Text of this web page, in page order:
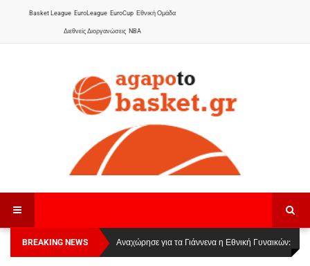
Basket League EuroLeague EuroCup Εθνική Ομάδα
Διεθνείς Διοργανώσεις NBA
BREAKING NEWS
Οι Πάνθηρες Καβάλας στην Women Basketball
League 1
Αναχώρησε για τα Γιάννενα η Εθνική Γυναικών: